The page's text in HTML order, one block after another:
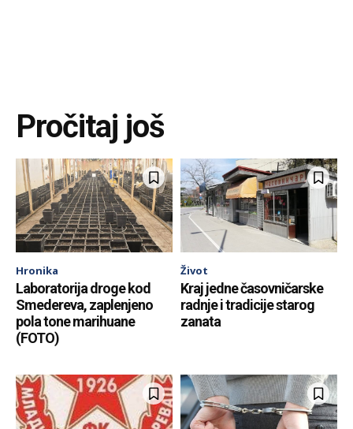
Pročitaj još
Hronika
Laboratorija droge kod
Smedereva, zaplenjeno
pola tone marihuane
(FOTO)
Život
Kraj jedne časovničarske
radnje i tradicije starog
zanata